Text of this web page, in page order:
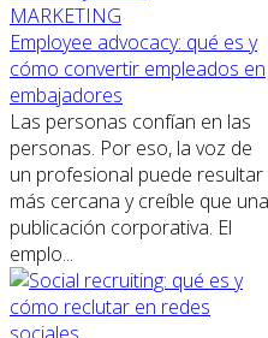
MARKETING
Employee advocacy: qué es y
cómo convertir empleados en
embajadores
Las personas confían en las
personas. Por eso, la voz de
un profesional puede resultar
más cercana y creíble que una
publicación corporativa. El
emplo...